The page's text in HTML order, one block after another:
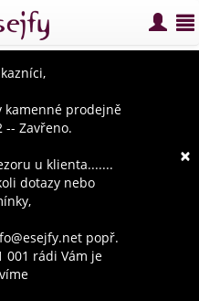
×
kamenné prodejně
-- Zavřeno.
u klienta.......
dotazy nebo
popř.
001 rádi Vám je